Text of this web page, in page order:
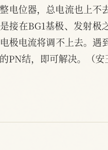
电位器，总电流也上不
接在BG1基极、发射极
极电流将调不上去。遇
PN结，即可解决。（安